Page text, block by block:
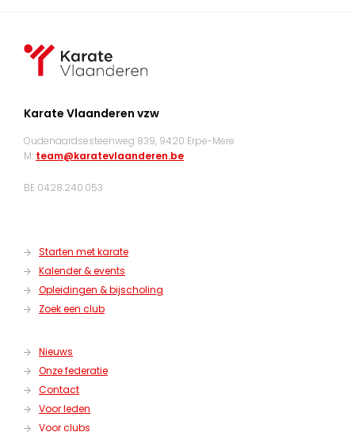
Karate Vlaanderen vzw
Oudenaardsesteenweg 839, 9420 Erpe-Mere
M: team@karatevlaanderen.be
BE 0428.240.053
Starten met karate
Kalender & events
Opleidingen & bijscholing
Zoek een club
Nieuws
Onze federatie
Contact
Voor leden
Voor clubs